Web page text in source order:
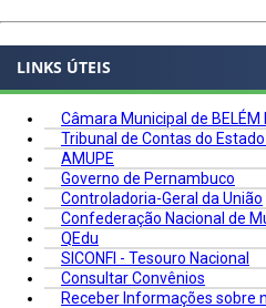
LINKS ÚTEIS
Câmara Municipal de BELÉM
Tribunal de Contas do
AMUPE
Governo de Pernambuco
Controladoria-Geral da União
Confederação Nacional de
QEdu
SICONFI - Tesouro Nacional
Consultar Convênios
Receber Informações sobre